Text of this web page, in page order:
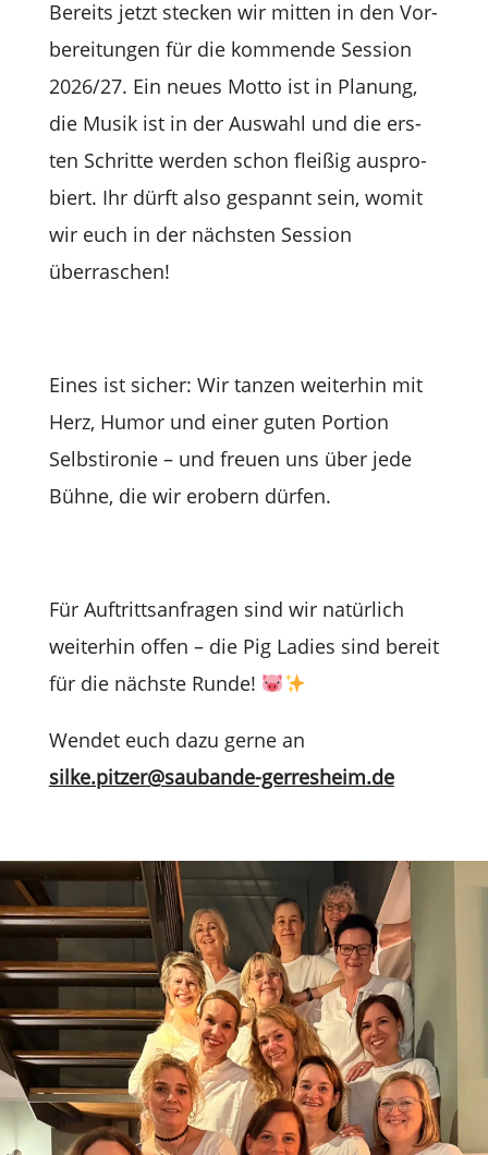
Bereits jetzt ste­cken wir mit­ten in den Vor­
be­rei­tun­gen für die kom­mende Ses­sion
2026/27. Ein neues Motto ist in Pla­nung,
die Musik ist in der Aus­wahl und die ers­
ten Schritte wer­den schon flei­ßig aus­pro­
biert. Ihr dürft also gespannt sein, womit
wir euch in der nächs­ten Ses­sion
überraschen!
Eines ist sicher: Wir tan­zen wei­ter­hin mit
Herz, Humor und einer guten Por­tion
Selbst­iro­nie – und freuen uns über jede
Bühne, die wir erobern dürfen.
Für Auf­tritts­an­fra­gen sind wir natür­lich
wei­ter­hin offen – die Pig Ladies sind bereit
für die nächste Runde!
Wen­det euch dazu gerne an
silke.pitzer@saubande-gerresheim.de